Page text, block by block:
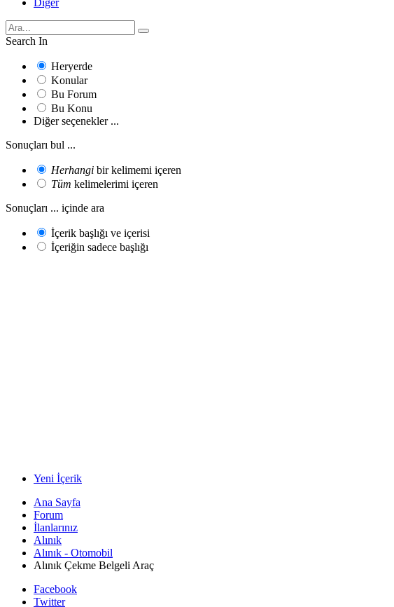
Search In
Heryerde
Konular
Bu Forum
Bu Konu
Diğer seçenekler ...
Sonuçları bul ...
Herhangi bir kelimemi içeren
Tüm kelimelerimi içeren
Sonuçları ... içinde ara
İçerik başlığı ve içerisi
İçeriğin sadece başlığı
Yeni İçerik
Ana Sayfa
Forum
İlanlarınız
Alınık
Alınık - Otomobil
Alınık Çekme Belgeli Araç
Facebook
Twitter